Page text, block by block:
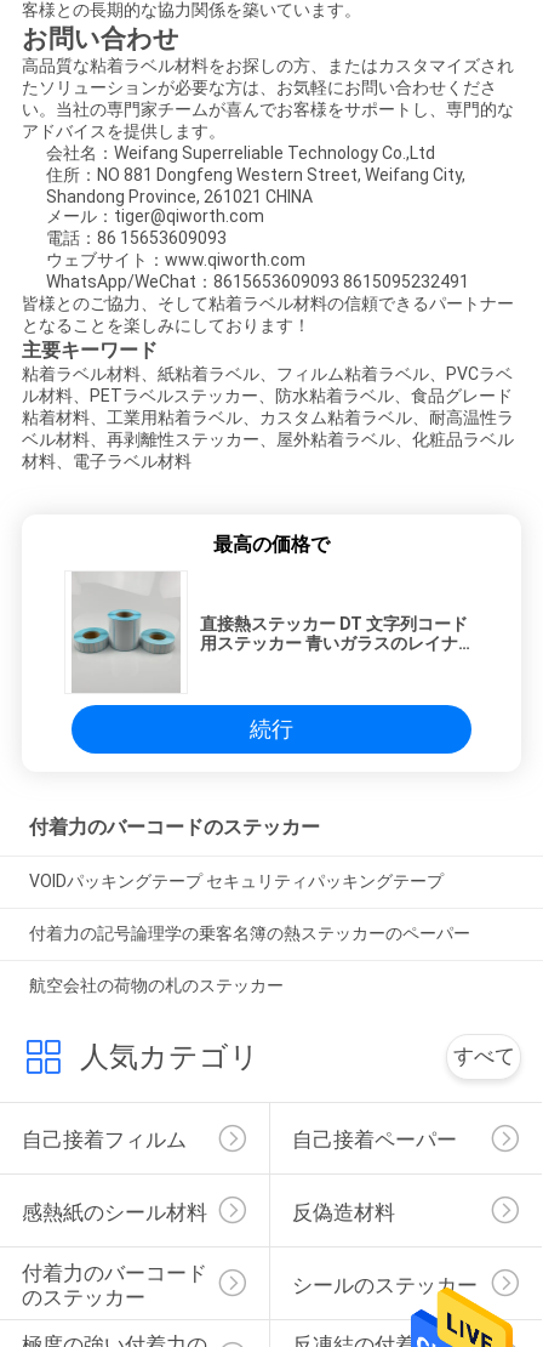
客様との長期的な協力関係を築いています。
お問い合わせ
高品質な粘着ラベル材料をお探しの方、またはカスタマイズされ
たソリューションが必要な方は、お気軽にお問い合わせくださ
い。当社の専門家チームが喜んでお客様をサポートし、専門的な
アドバイスを提供します。
会社名：Weifang Superreliable Technology Co.,Ltd
住所：NO 881 Dongfeng Western Street, Weifang City,
Shandong Province, 261021 CHINA
メール：tiger@qiworth.com
電話：86 15653609093
ウェブサイト：www.qiworth.com
WhatsApp/WeChat：8615653609093 8615095232491
皆様とのご協力、そして粘着ラベル材料の信頼できるパートナー
となることを楽しみにしております！
主要キーワード
粘着ラベル材料、紙粘着ラベル、フィルム粘着ラベル、PVCラベ
ル材料、PETラベルステッカー、防水粘着ラベル、食品グレード
粘着材料、工業用粘着ラベル、カスタム粘着ラベル、耐高温性ラ
ベル材料、再剥離性ステッカー、屋外粘着ラベル、化粧品ラベル
材料、電子ラベル材料
最高の価格で
直接熱ステッカー DT 文字列コード
用ステッカー 青いガラスのレイナー
続行
付着力のバーコードのステッカー
VOIDパッキングテープ セキュリティパッキングテープ
付着力の記号論理学の乗客名簿の熱ステッカーのペーパー
航空会社の荷物の札のステッカー
人気カテゴリ すべて
自己接着フィルム 自己接着ペーパー
感熱紙のシール材料 反偽造材料
付着力のバーコード
のステッカー
シールのステッカー